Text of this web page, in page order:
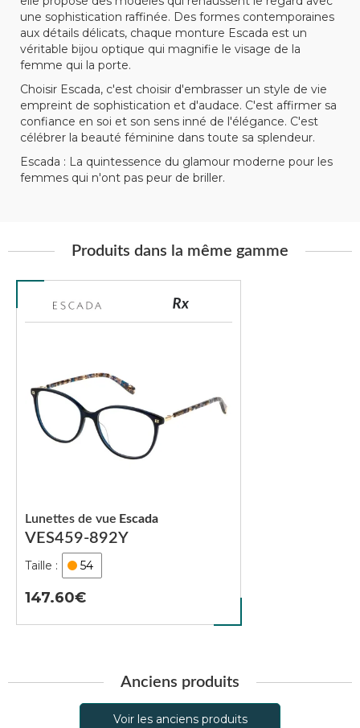
une sophistication raffinée. Des formes contemporaines
aux détails délicats, chaque monture Escada est un
véritable bijou optique qui magnifie le visage de la
femme qui la porte.
Choisir Escada, c'est choisir d'embrasser un style de vie
empreint de sophistication et d'audace. C'est affirmer sa
confiance en soi et son sens inné de l'élégance. C'est
célébrer la beauté féminine dans toute sa splendeur.
Escada : La quintessence du glamour moderne pour les
femmes qui n'ont pas peur de briller.
Produits dans la même gamme
VES459-892Y
Lunettes de vue Escada
54
147.60
Anciens produits
Voir les anciens produits